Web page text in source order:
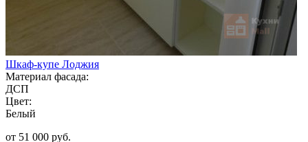
Шкаф-купе Лоджия
Материал фасада:
ДСП
Цвет:
Белый
от 51 000 руб.